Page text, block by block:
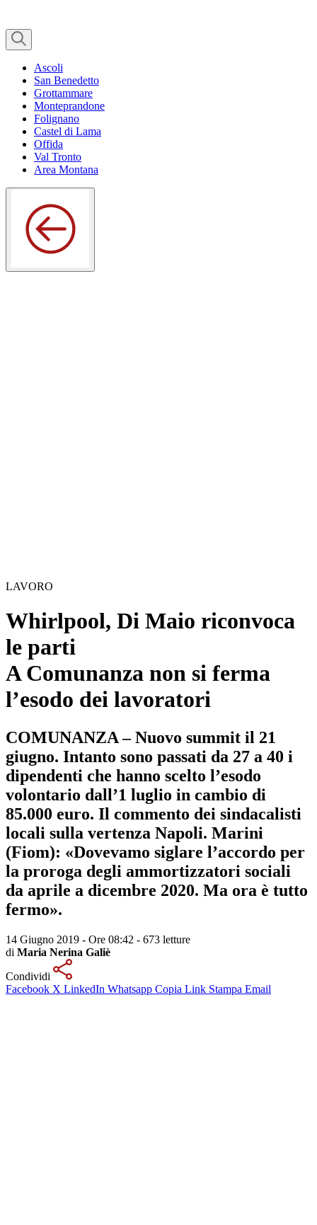
Ascoli
San Benedetto
Grottammare
Monteprandone
Folignano
Castel di Lama
Offida
Val Tronto
Area Montana
LAVORO
Whirlpool, Di Maio riconvoca
le parti
A Comunanza non si ferma
l’esodo dei lavoratori
COMUNANZA – Nuovo summit il 21
giugno. Intanto sono passati da 27 a 40 i
dipendenti che hanno scelto l’esodo
volontario dall’1 luglio in cambio di
85.000 euro. Il commento dei sindacalisti
locali sulla vertenza Napoli. Marini
(Fiom): «Dovevamo siglare l’accordo per
la proroga degli ammortizzatori sociali
da aprile a dicembre 2020. Ma ora è tutto
fermo».
14 Giugno 2019 - Ore 08:42 - 673 letture
di Maria Nerina Galiè
Condividi
Facebook X LinkedIn Whatsapp Copia Link Stampa Email